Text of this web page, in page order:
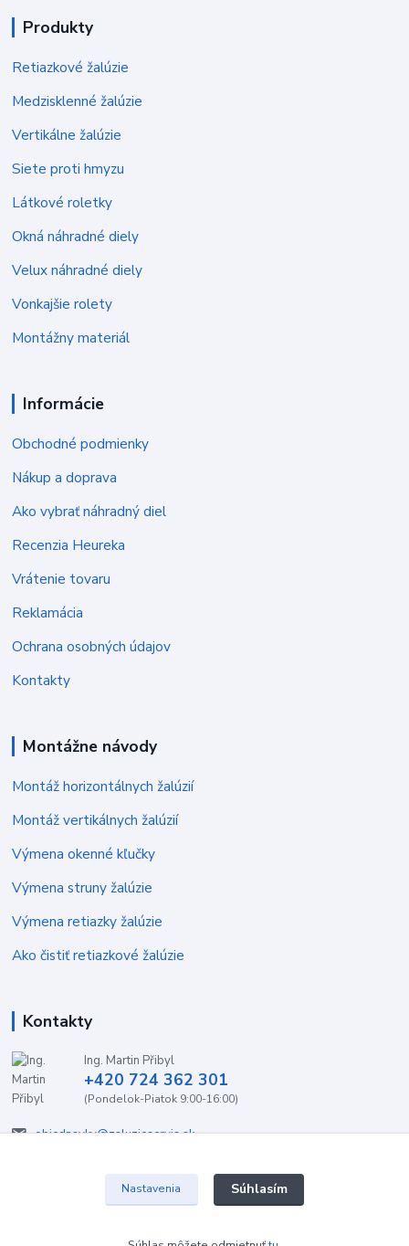
Produkty
Retiazkové žalúzie
Medzisklenné žalúzie
Vertikálne žalúzie
Siete proti hmyzu
Látkové roletky
Okná náhradné diely
Velux náhradné diely
Vonkajšie rolety
Montážny materiál
Informácie
Obchodné podmienky
Nákup a doprava
Ako vybrať náhradný diel
Recenzia Heureka
Vrátenie tovaru
Reklamácia
Ochrana osobných údajov
Kontakty
Montážne návody
Montáž horizontálnych žalúzií
Montáž vertikálnych žalúzií
Výmena okenné kľučky
Výmena struny žalúzie
Výmena retiazky žalúzie
Ako čistiť retiazkové žalúzie
Kontakty
Ing. Martin Přibyl
+420 724 362 301
(Pondelok-Piatok 9:00-16:00)
objednavky@zaluzieservis.sk
2022 ŽalúzieServis.sk
Nastavenia Súhlasím